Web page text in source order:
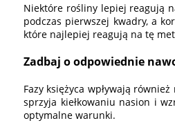
Niektóre rośliny lepiej reagują
podczas pierwszej kwadry, a
które najlepiej reagują na tę
Zadbaj o odpowiednie
Fazy księżyca wpływają
sprzyja kiełkowaniu nasion i
optymalne warunki.